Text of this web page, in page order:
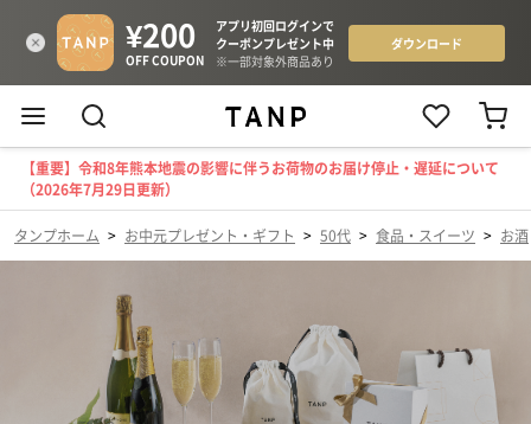
【重要】令和8年熊本地震の影響に伴うお荷物のお届け停止・遅延について
（2026年7月29日更新）
タンプホーム > お中元プレゼント・ギフト > 50代 > 食品・スイーツ > お酒